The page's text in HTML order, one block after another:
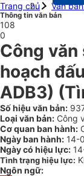
Trang chủ
Văn
Thông tin văn bản
108
0
Công
hoạch
ADB3)
Số hiệu văn bản:
Loại văn bản: Công
Cơ quan ban hành:
Ngày ban hành: 14-
Ngày có hiệu lực:
Tình trạng hiệu lực:
Ngôn ngữ: